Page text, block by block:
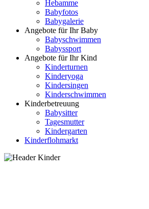
Hebamme
Babyfotos
Babygalerie
Angebote für Ihr Baby
Babyschwimmen
Babyssport
Angebote für Ihr Kind
Kinderturnen
Kinderyoga
Kindersingen
Kinderschwimmen
Kinderbetreuung
Babysitter
Tagesmutter
Kindergarten
Kinderflohmarkt